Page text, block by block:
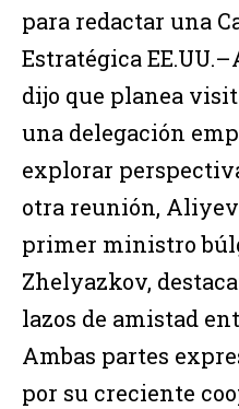
para redactar una
Estratégica
dijo que planea
una delegación
explorar
otra reunión,
primer ministro
Zhelyazkov,
lazos de amistad
Ambas partes
por su creciente